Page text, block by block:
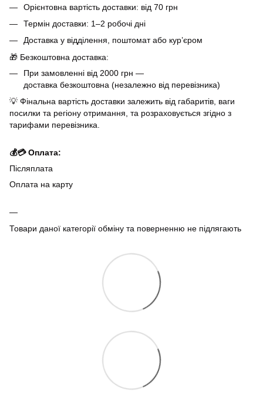
Орієнтовна вартість доставки: від 70 грн
Термін доставки: 1–2 робочі дні
Доставка у відділення, поштомат або кур’єром
🎁 Безкоштовна доставка:
При замовленні від 2000 грн —
доставка безкоштовна (незалежно від перевізника)
💡 Фінальна вартість доставки залежить від габаритів, ваги
посилки та регіону отримання, та розраховується згідно з
тарифами перевізника.
💰💳 Оплата:
Післяплата
Оплата на карту
Товари даної категорії обміну та поверненню не підлягають